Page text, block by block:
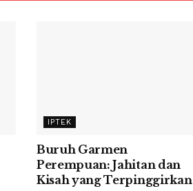
IPTEK
Buruh Garmen
Perempuan: Jahitan dan
Kisah yang Terpinggirkan